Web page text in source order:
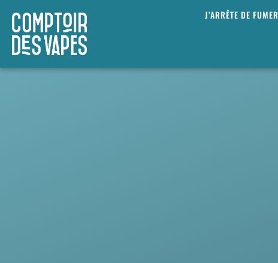
J’ARRÊTE DE FUMER